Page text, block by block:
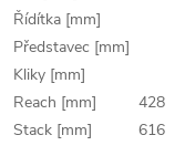
Řídítka [mm]
Představec [mm]
Kliky [mm]
Reach [mm]
428
Stack [mm]
616